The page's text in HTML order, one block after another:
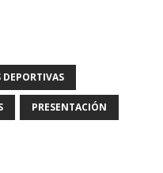
DEPORTIVAS
PRESENTACIÓN